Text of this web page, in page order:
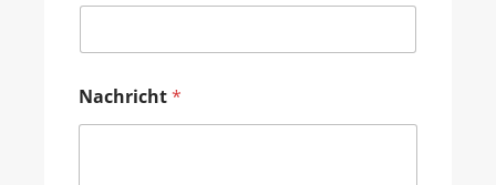
Nachricht*